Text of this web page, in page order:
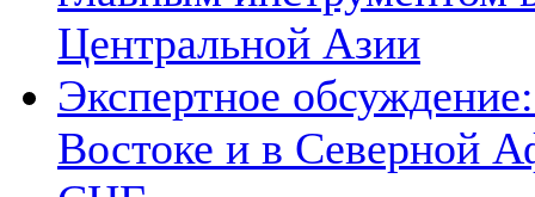
Центральной Азии
Экспертное
Востоке и в Северной